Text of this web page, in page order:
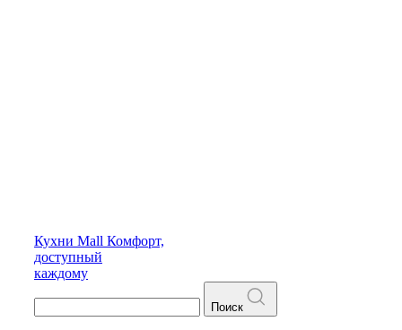
Кухни Mall Комфорт,
доступный
каждому
Поиск